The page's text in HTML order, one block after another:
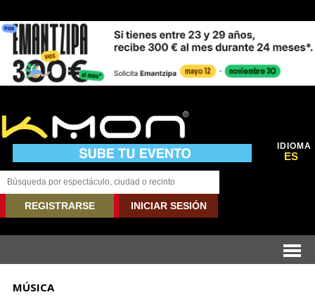
IDIOMA
ES
REGISTRARSE INICIAR SESIÓN
MÚSICA